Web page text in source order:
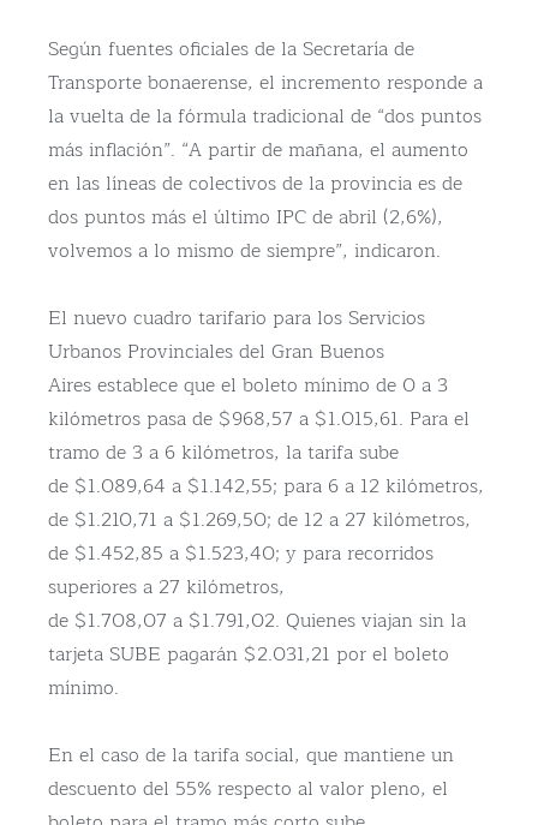
Según fuentes oficiales de la Secretaría de
Transporte bonaerense, el incremento responde a
la vuelta de la fórmula tradicional de “dos puntos
más inflación”. “A partir de mañana, el aumento
en las líneas de colectivos de la provincia es de
dos puntos más el último IPC de abril (2,6%),
volvemos a lo mismo de siempre”, indicaron.
El nuevo cuadro tarifario para los Servicios
Urbanos Provinciales del Gran Buenos
Aires establece que el boleto mínimo de 0 a 3
kilómetros pasa de $968,57 a $1.015,61. Para el
tramo de 3 a 6 kilómetros, la tarifa sube
de $1.089,64 a $1.142,55; para 6 a 12 kilómetros,
de $1.210,71 a $1.269,50; de 12 a 27 kilómetros,
de $1.452,85 a $1.523,40; y para recorridos
superiores a 27 kilómetros,
de $1.708,07 a $1.791,02. Quienes viajan sin la
tarjeta SUBE pagarán $2.031,21 por el boleto
mínimo.
En el caso de la tarifa social, que mantiene un
descuento del 55% respecto al valor pleno, el